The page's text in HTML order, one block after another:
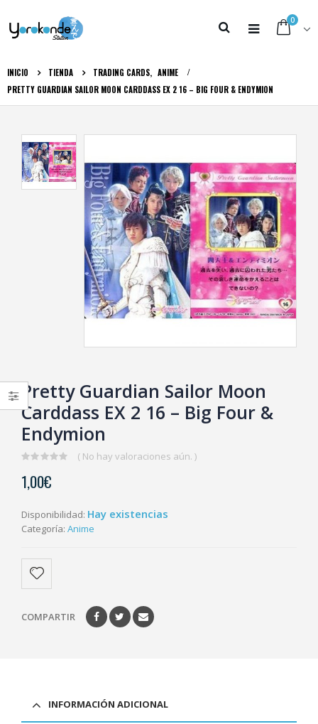
0
INICIO TIENDA TRADING CARDS, ANIME
PRETTY GUARDIAN SAILOR MOON CARDDASS EX 2 16 – BIG FOUR & ENDYMION
Pretty Guardian Sailor Moon
Carddass EX 2 16 – Big Four &
Endymion
out
of
( No hay valoraciones aún. )
1,00€
Disponibilidad: Hay existencias
Categoría: Anime
COMPARTIR
INFORMACIÓN ADICIONAL